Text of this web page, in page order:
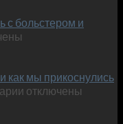
–
и
KeyOne
с больстером и
как мы прикоснулись
котключены